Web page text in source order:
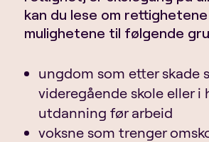
kan du lese om
mulighetene til følgende
ungdom som etter skade
videregående skole eller i
utdanning før arbeid
voksne som trenger